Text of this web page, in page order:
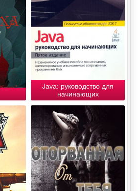
Java: руководство для
начинающих